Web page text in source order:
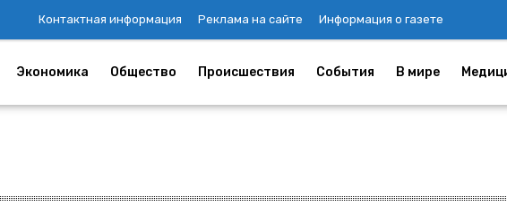
Контактная информация Реклама на сайте Информация о газете
Экономика Общество Происшествия События В мире